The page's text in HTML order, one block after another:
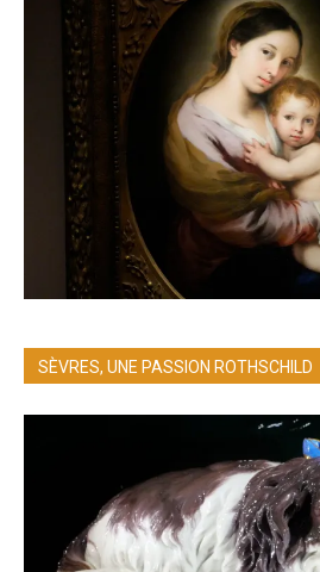
SÈVRES, UNE PASSION ROTHSCHILD